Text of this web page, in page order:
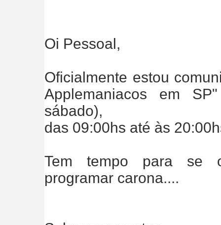
Oi Pessoal,
Oficialmente estou
Applemaniacos em
sábado),
das 09:00hs até às
Tem tempo para se
programar carona....